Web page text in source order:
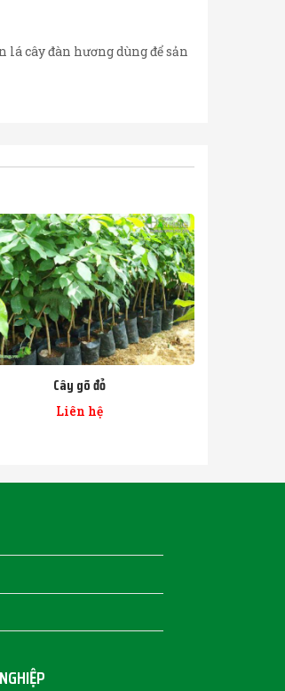
lá cây đàn hương dùng để sản
Cây gõ đỏ
Liên hệ